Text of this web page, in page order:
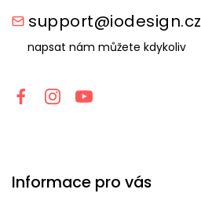
support@iodesign.cz
napsat nám můžete kdykoliv
Informace pro vás